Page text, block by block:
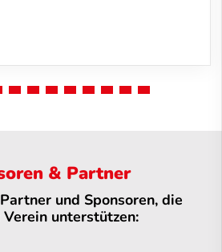
& Partner
und Sponsoren, die
Verein unterstützen: